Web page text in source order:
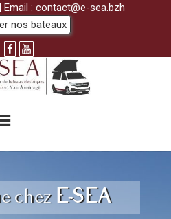
| Email : contact@e-sea.bzh
nos bateaux
chez E-SEA